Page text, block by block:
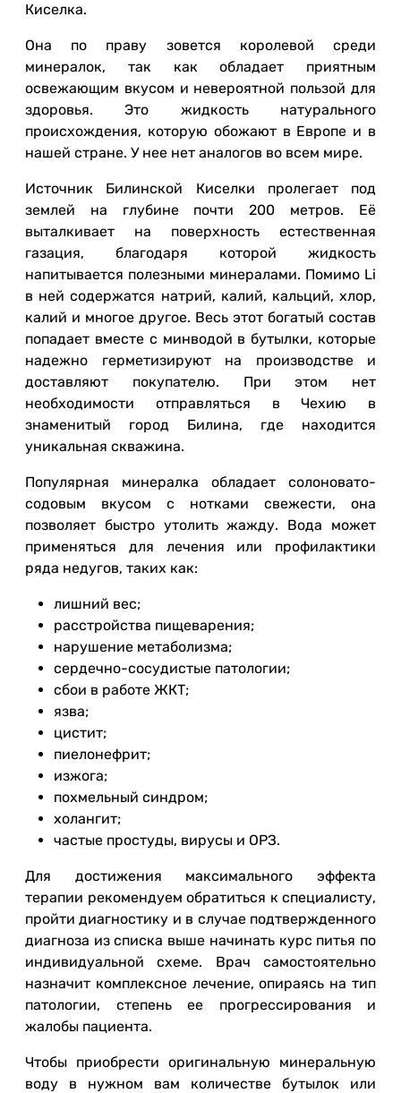
Киселка.
Она по праву зовется королевой среди
минералок, так как обладает приятным
освежающим вкусом и невероятной пользой для
здоровья. Это жидкость натурального
происхождения, которую обожают в Европе и в
нашей стране. У нее нет аналогов во всем мире.
Источник Билинской Киселки пролегает под
землей на глубине почти 200 метров. Её
выталкивает на поверхность естественная
газация, благодаря которой жидкость
напитывается полезными минералами. Помимо Li
в ней содержатся натрий, калий, кальций, хлор,
калий и многое другое. Весь этот богатый состав
попадает вместе с минводой в бутылки, которые
надежно герметизируют на производстве и
доставляют покупателю. При этом нет
необходимости отправляться в Чехию в
знаменитый город Билина, где находится
уникальная скважина.
Популярная минералка обладает солоновато-
содовым вкусом с нотками свежести, она
позволяет быстро утолить жажду. Вода может
применяться для лечения или профилактики
ряда недугов, таких как:
лишний вес;
расстройства пищеварения;
нарушение метаболизма;
сердечно-сосудистые патологии;
сбои в работе ЖКТ;
язва;
цистит;
пиелонефрит;
изжога;
похмельный синдром;
холангит;
частые простуды, вирусы и ОРЗ.
Для достижения максимального эффекта
терапии рекомендуем обратиться к специалисту,
пройти диагностику и в случае подтвержденного
диагноза из списка выше начинать курс питья по
индивидуальной схеме. Врач самостоятельно
назначит комплексное лечение, опираясь на тип
патологии, степень ее прогрессирования и
жалобы пациента.
Чтобы приобрести оригинальную минеральную
воду в нужном вам количестве бутылок или